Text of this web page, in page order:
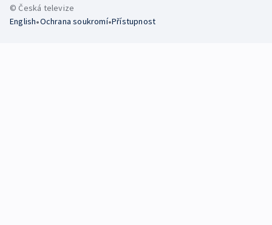
© Česká televize
English•Ochrana soukromí•Přístupnost